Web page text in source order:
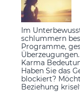
Im
schlummern
Programme,
Karma
Haben Sie das
blockiert?
Beziehung